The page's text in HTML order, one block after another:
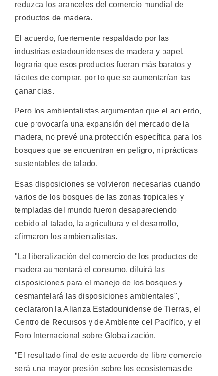
reduzca los aranceles del comercio mundial de
productos de madera.
El acuerdo, fuertemente respaldado por las
industrias estadounidenses de madera y papel,
lograría que esos productos fueran más baratos y
fáciles de comprar, por lo que se aumentarían las
ganancias.
Pero los ambientalistas argumentan que el acuerdo,
que provocaría una expansión del mercado de la
madera, no prevé una protección específica para los
bosques que se encuentran en peligro, ni prácticas
sustentables de talado.
Esas disposiciones se volvieron necesarias cuando
varios de los bosques de las zonas tropicales y
templadas del mundo fueron desapareciendo
debido al talado, la agricultura y el desarrollo,
afirmaron los ambientalistas.
"La liberalización del comercio de los productos de
madera aumentará el consumo, diluirá las
disposiciones para el manejo de los bosques y
desmantelará las disposiciones ambientales",
declararon la Alianza Estadounidense de Tierras, el
Centro de Recursos y de Ambiente del Pacífico, y el
Foro Internacional sobre Globalización.
"El resultado final de este acuerdo de libre comercio
será una mayor presión sobre los ecosistemas de